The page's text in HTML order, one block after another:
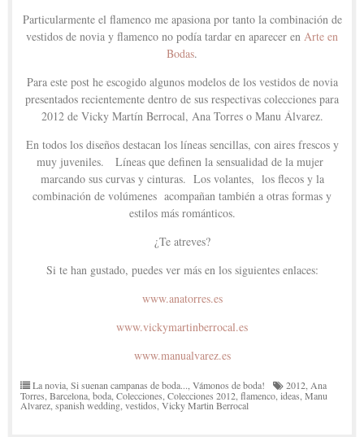
Particularmente el flamenco me apasiona por tanto la combinación de
vestidos de novia y flamenco no podía tardar en aparecer en Arte en
Bodas.
Para este post he escogido algunos modelos de los vestidos de novia
presentados recientemente dentro de sus respectivas colecciones para
2012 de Vicky Martín Berrocal, Ana Torres o Manu Álvarez.
En todos los diseños destacan los líneas sencillas, con aires frescos y
muy juveniles. Líneas que definen la sensualidad de la mujer
marcando sus curvas y cinturas. Los volantes, los flecos y la
combinación de volúmenes acompañan también a otras formas y
estilos más románticos.
¿Te atreves?
Si te han gustado, puedes ver más en los siguientes enlaces:
www.anatorres.es
www.vickymartinberrocal.es
www.manualvarez.es
La novia,Si suenan campanas de boda...,Vámonos de boda! 2012,Ana
Torres,Barcelona,boda,Colecciones,Colecciones 2012,flamenco,ideas,Manu
Alvarez,spanish wedding,vestidos,Vicky Martin Berrocal